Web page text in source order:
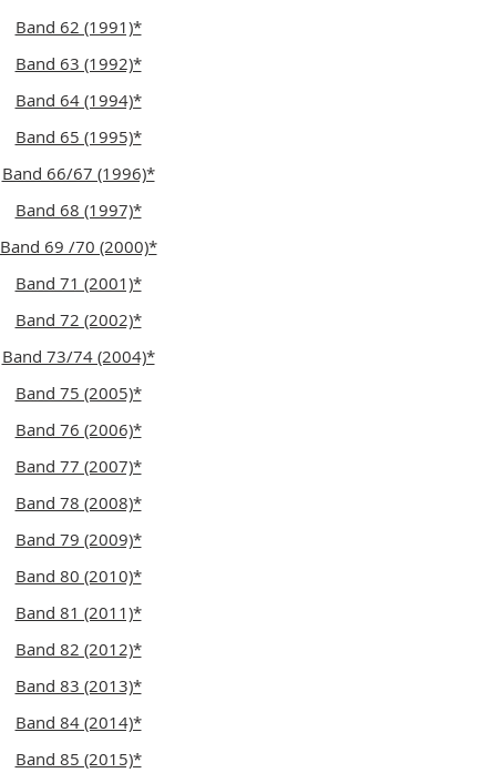
Band 62 (1991)*
Band 63 (1992)*
Band 64 (1994)*
Band 65 (1995)*
Band 66/67 (1996)*
Band 68 (1997)*
Band 69 /70 (2000)*
Band 71 (2001)*
Band 72 (2002)*
Band 73/74 (2004)*
Band 75 (2005)*
Band 76 (2006)*
Band 77 (2007)*
Band 78 (2008)*
Band 79 (2009)*
Band 80 (2010)*
Band 81 (2011)*
Band 82 (2012)*
Band 83 (2013)*
Band 84 (2014)*
Band 85 (2015)*